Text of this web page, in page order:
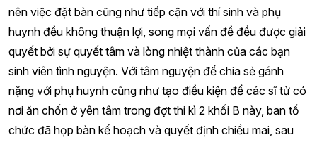
nên việc đặt bàn cũng như tiếp cận với thí sinh và phụ
huynh đều không thuận lợi, song mọi vấn đề đều được giải
quyết bởi sự quyết tâm và lòng nhiệt thành của các bạn
sinh viên tình nguyện. Với tâm nguyện để chia sẻ gánh
nặng với phụ huynh cũng như tạo điều kiện để các sĩ tử có
nơi ăn chốn ở yên tâm trong đợt thi kì 2 khối B này, ban tổ
chức đã họp bàn kế hoạch và quyết định chiều mai, sau